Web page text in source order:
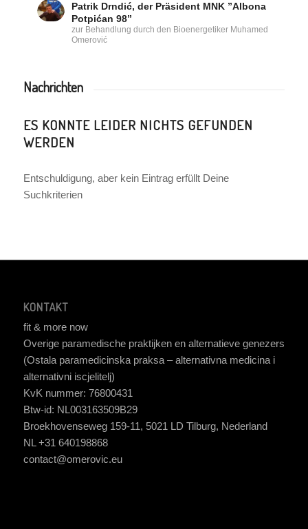
Patrik Drndić, der Präsident MNK ”Albona
Potpićan 98”
zur Behandlung durch den Bioenergetiker Muhamed
Omerović
Nachrichten
ES KONNTE LEIDER NICHTS GEFUNDEN
WERDEN
Entschuldigung, aber kein Eintrag erfüllt Deine
Suchkriterien
KONTAKT
fit & more now
Overige paramedische praktijken en alternatieve genezers
(Ostala paramedicinska praksa – alternativna medicina i
alternativni iscjelitelj)
KvK nummer: 76800431
Btw-id: NL003163509B29
Broekhovenseweg 159-11, 5021 LD Tilburg, Nederland
NL +31 640198868
contact@omerovic.eu